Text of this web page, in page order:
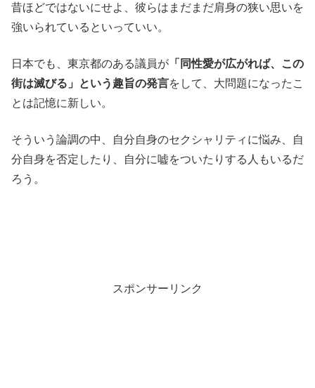
昔ほどではないにせよ、彼らはまだまだ肩身の狭い思いを
強いられているといっていい。
日本でも、東京都のある議員が 「同性愛が広がれば、この
街は滅びる」という趣旨の発言をして、大問題になったこ
とは記憶に新しい。
そういう論調の中、自分自身のセクシャリティに悩み、自
分自身を否定したり、自分に嘘をついたりする人もいるだ
ろう。
スポンサーリンク